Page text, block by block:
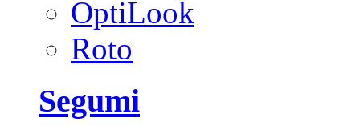
OptiLook
Roto
Segumi